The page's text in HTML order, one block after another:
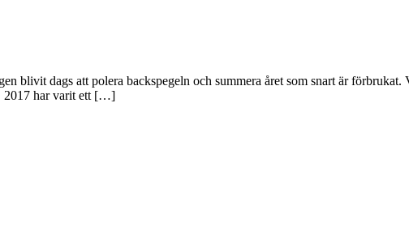
blivit dags att polera backspegeln och summera året som snart är
2017 har varit ett […]